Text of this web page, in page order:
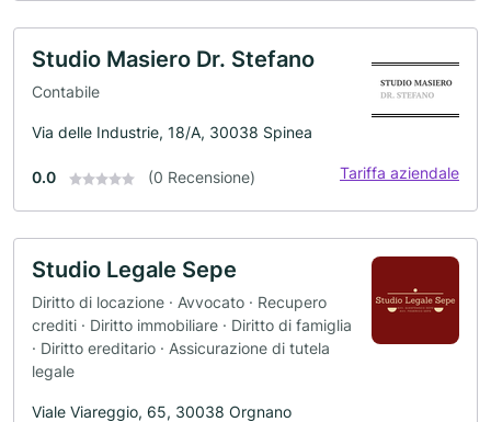
Studio Masiero Dr. Stefano
Contabile
Via delle Industrie, 18/A, 30038 Spinea
0.0 (0 Recensione) Tariffa aziendale
Studio Legale Sepe
Diritto di locazione · Avvocato · Recupero
crediti · Diritto immobiliare · Diritto di famiglia
· Diritto ereditario · Assicurazione di tutela
legale
Viale Viareggio, 65, 30038 Orgnano